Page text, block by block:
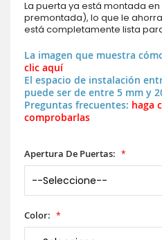
La puerta ya está montada
premontada), lo que le
está completamente lista
La imagen que muestra
clic aquí
El espacio de instalación
puede ser de entre 5 mm y
Preguntas frecuentes: haga
comprobarlas
Apertura De Puertas:
Color: